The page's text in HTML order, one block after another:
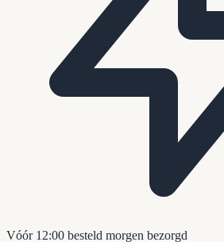
Vóór 12:00 besteld morgen bezorgd